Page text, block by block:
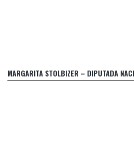
MARGARITA STOLBIZER – DIPUTADA
VIZZOTTI